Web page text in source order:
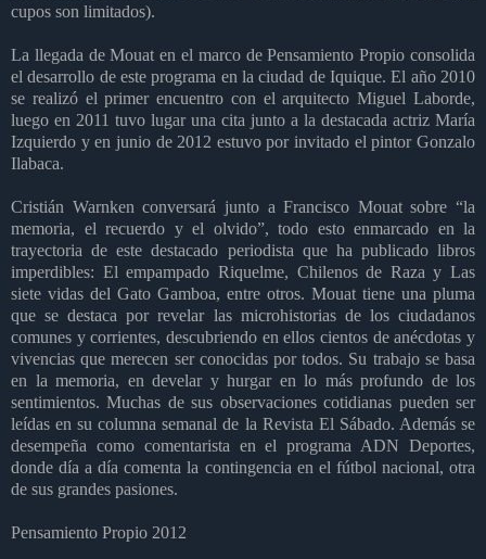
cupos son limitados).
La llegada de Mouat en el marco de Pensamiento Propio consolida
el desarrollo de este programa en la ciudad de Iquique. El año 2010
se realizó el primer encuentro con el arquitecto Miguel Laborde,
luego en 2011 tuvo lugar una cita junto a la destacada actriz María
Izquierdo y en junio de 2012 estuvo por invitado el pintor Gonzalo
Ilabaca.
Cristián Warnken conversará junto a Francisco Mouat sobre “la
memoria, el recuerdo y el olvido”, todo esto enmarcado en la
trayectoria de este destacado periodista que ha publicado libros
imperdibles: El empampado Riquelme, Chilenos de Raza y Las
siete vidas del Gato Gamboa, entre otros. Mouat tiene una pluma
que se destaca por revelar las microhistorias de los ciudadanos
comunes y corrientes, descubriendo en ellos cientos de anécdotas y
vivencias que merecen ser conocidas por todos. Su trabajo se basa
en la memoria, en develar y hurgar en lo más profundo de los
sentimientos. Muchas de sus observaciones cotidianas pueden ser
leídas en su columna semanal de la Revista El Sábado. Además se
desempeña como comentarista en el programa ADN Deportes,
donde día a día comenta la contingencia en el fútbol nacional, otra
de sus grandes pasiones.
Pensamiento Propio 2012